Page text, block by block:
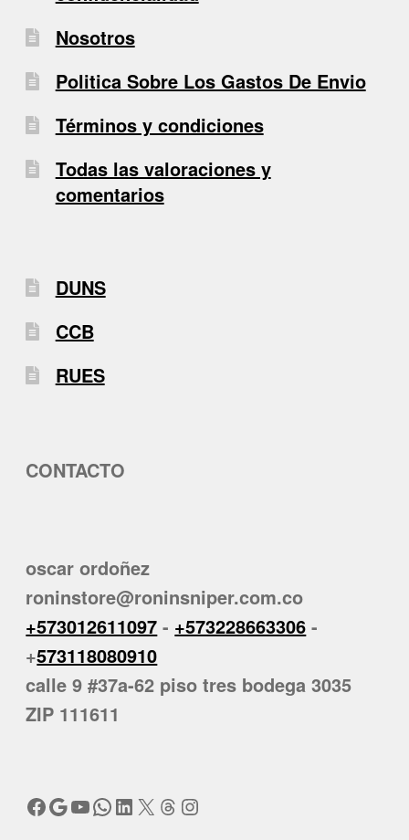
Nosotros
Politica Sobre Los Gastos De Envio
Términos y condiciones
Todas las valoraciones y
comentarios
DUNS
CCB
RUES
CONTACTO
oscar ordoñez
roninstore@roninsniper.com.co
+573012611097 - +573228663306 -
+573118080910
calle 9 #37a-62 piso tres bodega 3035
ZIP 111611
Facebook
Google
YouTube
WhatsApp
LinkedIn
X Threads
Instagram